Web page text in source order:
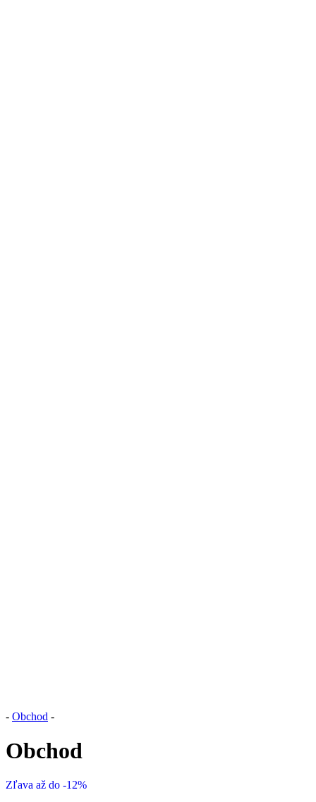
- Obchod -
Obchod
Zľava až do -12%